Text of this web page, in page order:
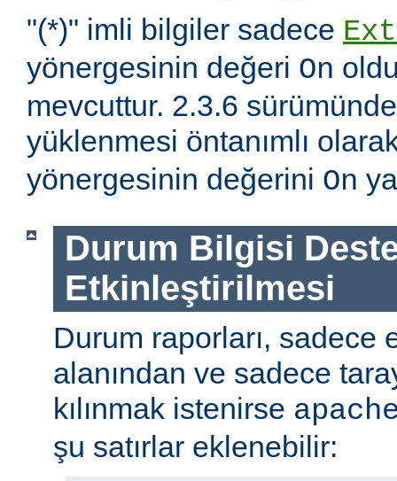
"(*)" imli bilgiler sadece
yönergesinin değeri On
mevcuttur. 2.3.6
yüklenmesi öntanımlı
yönergesinin değerini On
Durum Bilgisi
Etkinleştirilmesi
Durum raporları, sadece
alanından ve sadece
kılınmak istenirse
şu satırlar eklenebilir: